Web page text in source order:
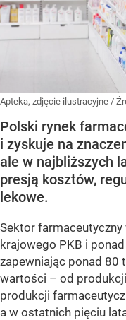
Apteka, zdjęcie ilustracyjne /
Polski rynek
i zyskuje na
ale w najbliższych
presją kosztów,
lekowe.
Sektor farmaceutyczny
krajowego PKB i
zapewniając ponad 80
wartości – od
produkcji
a w ostatnich pięciu